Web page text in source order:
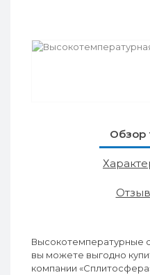
Обзор
Высокотемпературные
вы можете выгодно
компании